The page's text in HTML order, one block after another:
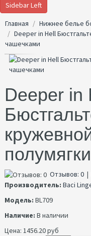
Sidebar Left
Главная
Нижнее белье
Deeper in Hell
чашечками
Deeper in
Отзывов: 0 |
Производитель: Baci
Модель: BL709
Наличие: В наличии
Цена: 1456.20 руб